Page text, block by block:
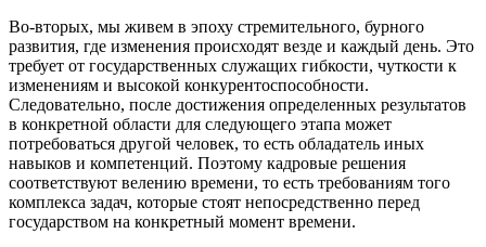
Во-вторых, мы живем в эпоху стремительного, бурного
развития, где изменения происходят везде и каждый день. Это
требует от государственных служащих гибкости, чуткости к
изменениям и высокой конкурентоспособности.
Следовательно, после достижения определенных результатов
в конкретной области для следующего этапа может
потребоваться другой человек, то есть обладатель иных
навыков и компетенций. Поэтому кадровые решения
соответствуют велению времени, то есть требованиям того
комплекса задач, которые стоят непосредственно перед
государством на конкретный момент времени.